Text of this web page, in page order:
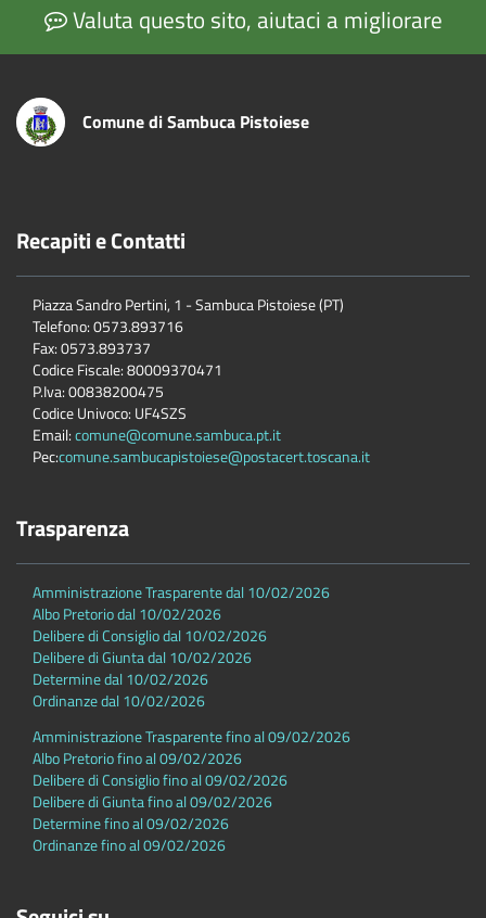
Valuta questo sito, aiutaci a migliorare
Comune di Sambuca Pistoiese
Recapiti e Contatti
Piazza Sandro Pertini, 1 - Sambuca Pistoiese (PT)
Telefono: 0573.893716
Fax: 0573.893737
Codice Fiscale: 80009370471
P.Iva: 00838200475
Codice Univoco: UF4SZS
Email:comune@comune.sambuca.pt.it
Pec:comune.sambucapistoiese@postacert.toscana.it
Trasparenza
Amministrazione Trasparente dal 10/02/2026
Albo Pretorio dal 10/02/2026
Delibere di Consiglio dal 10/02/2026
Delibere di Giunta dal 10/02/2026
Determine dal 10/02/2026
Ordinanze dal 10/02/2026
Amministrazione Trasparente fino al 09/02/2026
Albo Pretorio fino al 09/02/2026
Delibere di Consiglio fino al 09/02/2026
Delibere di Giunta fino al 09/02/2026
Determine fino al 09/02/2026
Ordinanze fino al 09/02/2026